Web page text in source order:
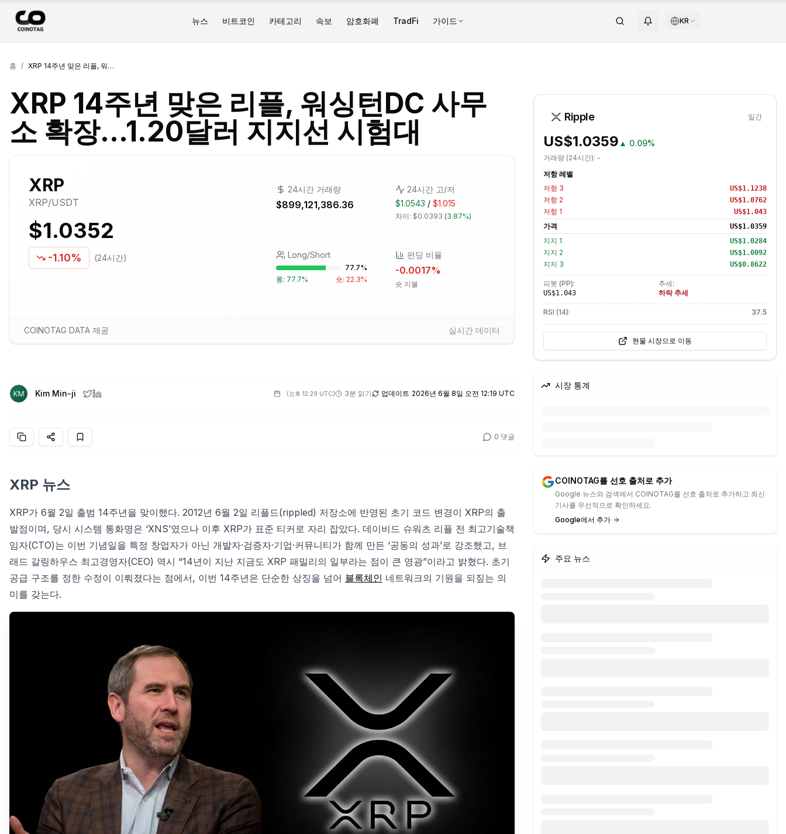
뉴스 비트코인 카테고리 속보 암호화폐 TradFi 가이드 KR
홈 / XRP 14주년 맞은 리플, 워싱턴DC 사무소 확장…1.20달러 지지선 시험대
XRP 14주년 맞은 리플, 워싱턴DC 사무
소 확장…1.20달러 지지선 시험대
XRP
XRP/USDT
$1.0352
-1.10% (24시간)
24시간 거래량
$899,121,386.36
24시간 고/저
$1.0543 / $1.015
차이: $0.0393 (3.87%)
Long/Short
77.7%
롱: 77.7% 숏: 22.3%
펀딩 비율
-0.0017%
숏 지불
COINOTAG DATA 제공 실시간 데이터
Kim Min-ji (오후 12:29 UTC) 3분 읽기 업데이트 2026년 6월 8일 오전 12:19 UTC
0 댓글
XRP 뉴스
XRP가 6월 2일 출범 14주년을 맞이했다. 2012년 6월 2일 리플드(rippled) 저장소에 반영된 초기 코드 변경이 XRP의 출
발점이며, 당시 시스템 통화명은 ‘XNS’였으나 이후 XRP가 표준 티커로 자리 잡았다. 데이비드 슈워츠 리플 전 최고기술책
임자(CTO)는 이번 기념일을 특정 창업자가 아닌 개발자·검증자·기업·커뮤니티가 함께 만든 ‘공동의 성과’로 강조했고, 브
래드 갈링하우스 최고경영자(CEO) 역시 “14년이 지난 지금도 XRP 패밀리의 일부라는 점이 큰 영광”이라고 밝혔다. 초기
공급 구조를 정한 수정이 이뤄졌다는 점에서, 이번 14주년은 단순한 상징을 넘어 블록체인 네트워크의 기원을 되짚는 의
미를 갖는다.
Ripple 일간
US$1.0359 ▲ 0.09%
거래량 (24시간): -
저항 레벨
저항 3 US$1.1238
저항 2 US$1.0762
저항 1 US$1.043
가격 US$1.0359
지지 1 US$1.0284
지지 2 US$1.0092
지지 3 US$0.8622
피봇 (PP):
US$1.043
추세:
하락 추세
RSI (14): 37.5
현물 시장으로 이동
시장 통계
COINOTAG를 선호 출처로 추가
Google 뉴스와 검색에서 COINOTAG를 선호 출처로 추가하고 최신
기사를 우선적으로 확인하세요.
Google에서 추가
주요 뉴스